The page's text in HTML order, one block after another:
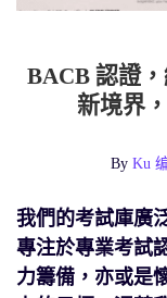
BACB 認證
新境界
By Ku
我們的考試庫廣
專注於專業考試
力籌備，亦或是